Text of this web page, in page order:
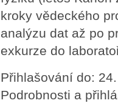
kroky vědeckého
analýzu dat až po
exkurze do
Přihlašování do:
Podrobnosti a